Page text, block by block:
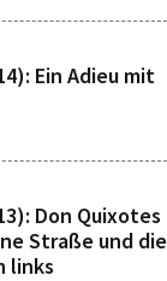
Ein Adieu mit
Don Quixotes
Straße und die
links